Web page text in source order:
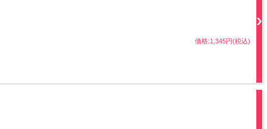
価格:1,345円(税込)